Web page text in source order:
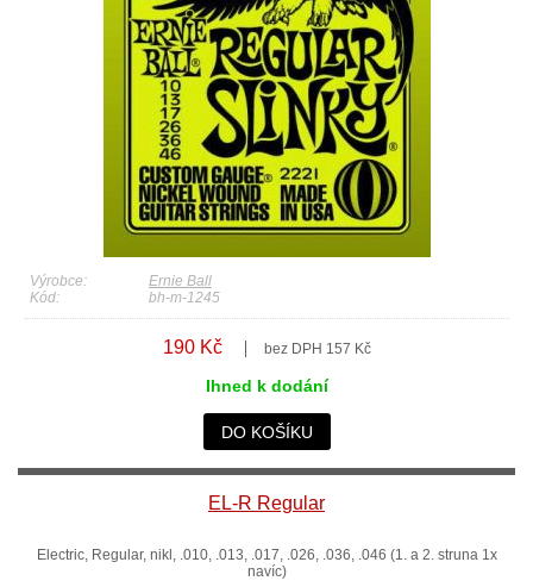
Výrobce:
Ernie Ball
Kód:
bh-m-1245
190 Kč bez DPH 157 Kč
Ihned k dodání
DO KOŠÍKU
EL-R Regular
Electric, Regular, nikl, .010, .013, .017, .026, .036, .046 (1. a 2. struna 1x
navíc)